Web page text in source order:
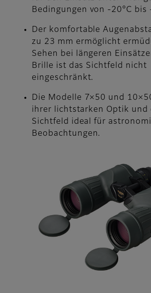
Bedingungen von -20°C bis
Der komfortable
zu 23 mm ermöglicht
Sehen bei längeren
Brille ist das Sichtfeld nicht
eingeschränkt.
Die Modelle 7×50 und
ihrer lichtstarken Optik und
Sichtfeld ideal für
Beobachtungen.